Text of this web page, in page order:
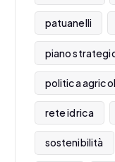
patuanelli
piano
politica
rete idrica
sostenibilità